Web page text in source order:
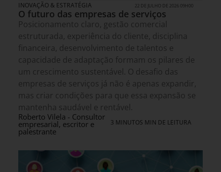
INOVAÇÃO & ESTRATÉGIA 22 DE JULHO DE 2026 09H00
O futuro das empresas de serviços
Posicionamento claro, gestão comercial
estruturada, experiência do cliente, disciplina
financeira, desenvolvimento de talentos e
capacidade de adaptação formam os pilares de
um crescimento sustentável. O desafio das
empresas de serviços já não é apenas expandir,
mas criar condições para que essa expansão se
mantenha saudável e rentável.
Roberto Vilela - Consultor
empresarial, escritor e
palestrante
3 MINUTOS MIN DE LEITURA